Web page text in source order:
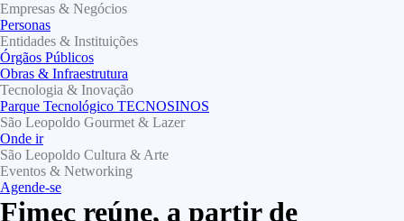
Empresas & Negócios
Personas
Entidades & Instituições
Órgãos Públicos
Obras & Infraestrutura
Tecnologia & Inovação
Parque Tecnológico TECNOSINOS
São Leopoldo Gourmet & Lazer
Onde ir
São Leopoldo Cultura & Arte
Eventos & Networking
Agende-se
Fimec reúne, a partir de